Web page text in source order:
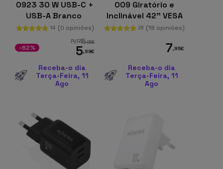
0923 30 W USB-C +
USB-A Branco
14 (0 opiniões)
PVR15,95€
5,99€
-62%
Receba-o dia
Terça-Feira, 11
Ago
009 Giratório e
Inclinável 42" VESA
200x200 mm Preto
23 (18 opiniões)
7,95€
Receba-o dia
Terça-Feira, 11
Ago